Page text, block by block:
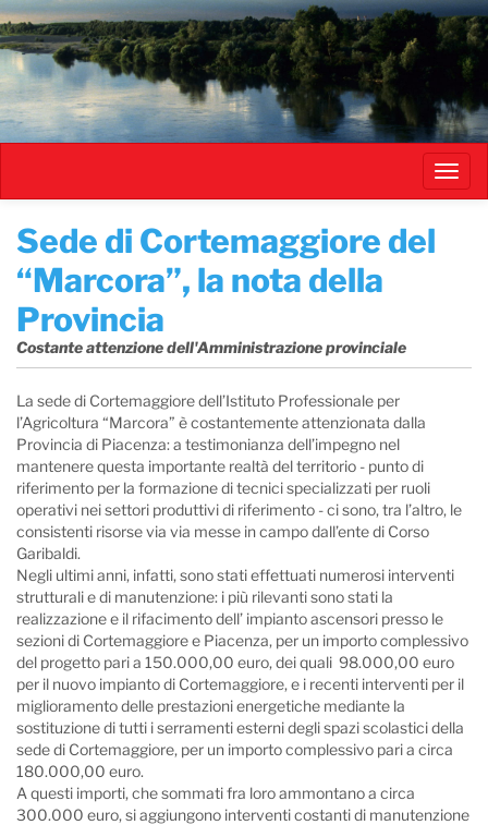
Salta
al
contenuto
principale
​Sede di Cortemaggiore del
“Marcora”, la nota della
Provincia
Costante attenzione dell'Amministrazione provinciale
La sede di Cortemaggiore dell’Istituto Professionale per
l’Agricoltura “Marcora” è costantemente attenzionata dalla
Provincia di Piacenza: a testimonianza dell’impegno nel
mantenere questa importante realtà del territorio - punto di
riferimento per la formazione di tecnici specializzati per ruoli
operativi nei settori produttivi di riferimento - ci sono, tra l’altro, le
consistenti risorse via via messe in campo dall’ente di Corso
Garibaldi.
Negli ultimi anni, infatti, sono stati effettuati numerosi interventi
strutturali e di manutenzione: i più rilevanti sono stati la
realizzazione e il rifacimento dell’ impianto ascensori presso le
sezioni di Cortemaggiore e Piacenza, per un importo complessivo
del progetto pari a 150.000,00 euro, dei quali 98.000,00 euro
per il nuovo impianto di Cortemaggiore, e i recenti interventi per il
miglioramento delle prestazioni energetiche mediante la
sostituzione di tutti i serramenti esterni degli spazi scolastici della
sede di Cortemaggiore, per un importo complessivo pari a circa
180.000,00 euro.
A questi importi, che sommati fra loro ammontano a circa
300.000 euro, si aggiungono interventi costanti di manutenzione